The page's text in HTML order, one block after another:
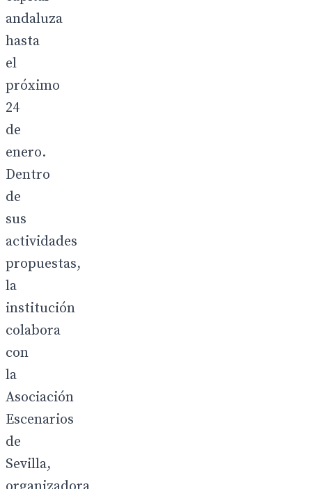
andaluza
hasta
el
próximo
24
de
enero.
Dentro
de
sus
actividades
propuestas,
la
institución
colabora
con
la
Asociación
Escenarios
de
Sevilla,